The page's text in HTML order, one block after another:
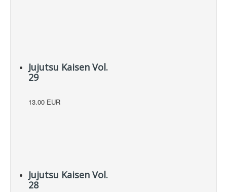
Jujutsu Kaisen Vol.
29
13.00 EUR
Jujutsu Kaisen Vol.
28